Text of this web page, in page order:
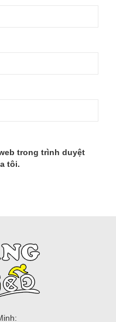
trong trình duyệt
tôi.